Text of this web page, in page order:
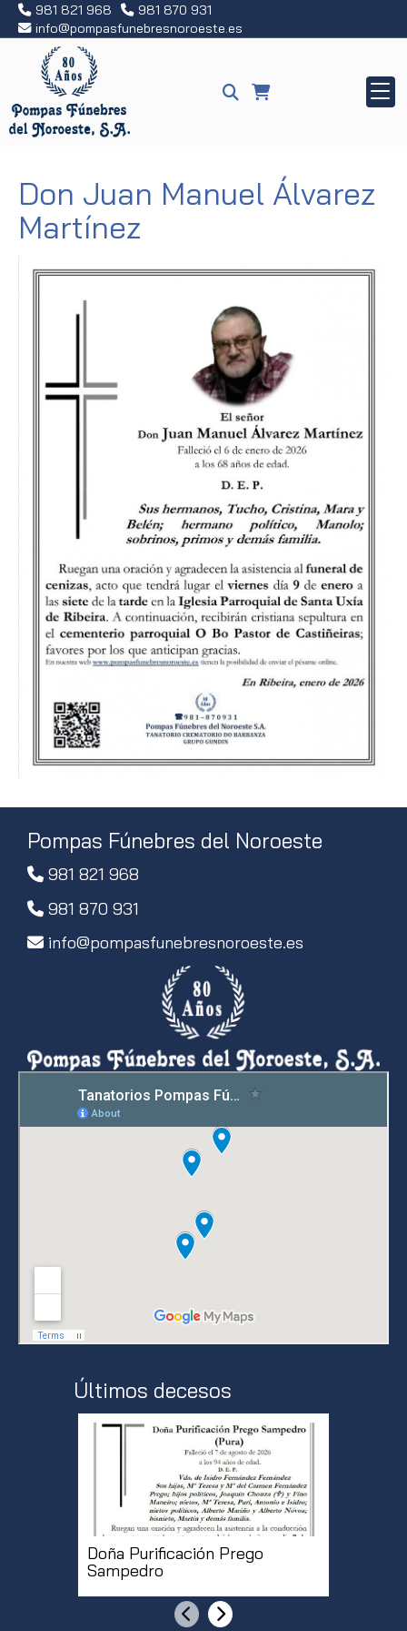
981 821 968
981 870 931
info
pompasfunebresnoroeste.es
Don Juan Manuel Álvarez
Martínez
Pompas Fúnebres del Noroeste
981 821 968
981 870 931
info
pompasfunebresnoroeste.es
Últimos decesos
Doña Purificación Prego
Sampedro
AnteriorSiguiente